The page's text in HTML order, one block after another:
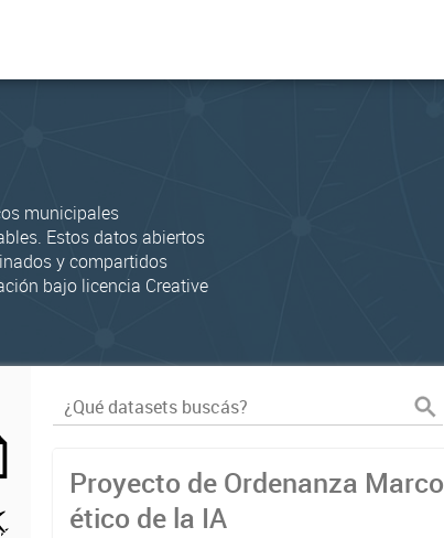
municipales
Estos datos abiertos
y compartidos
bajo licencia Creative
Proyecto de Ordenanza
ético de la IA